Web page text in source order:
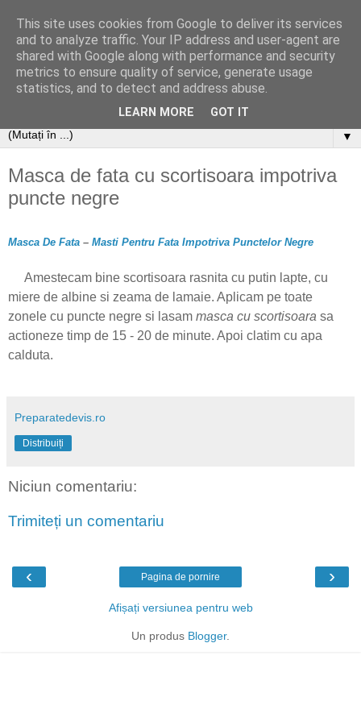
▼
Masca de fata cu scortisoara impotriva
puncte negre
Masca De Fata – Masti Pentru Fata Impotriva Punctelor Negre
Amestecam bine scortisoara rasnita cu putin lapte, cu
miere de albine si zeama de lamaie. Aplicam pe toate
zonele cu puncte negre si lasam masca cu scortisoara sa
actioneze timp de 15 - 20 de minute. Apoi clatim cu apa
calduta.
Preparatedevis.ro
Distribuiți
Niciun comentariu:
Trimiteți un comentariu
‹ ›
Pagina de pornire
Afișați versiunea pentru web
Un produs Blogger.
This site uses cookies from Google to deliver its services
and to analyze traffic. Your IP address and user-agent are
shared with Google along with performance and security
metrics to ensure quality of service, generate usage
statistics, and to detect and address abuse.
LEARN MORE GOT IT